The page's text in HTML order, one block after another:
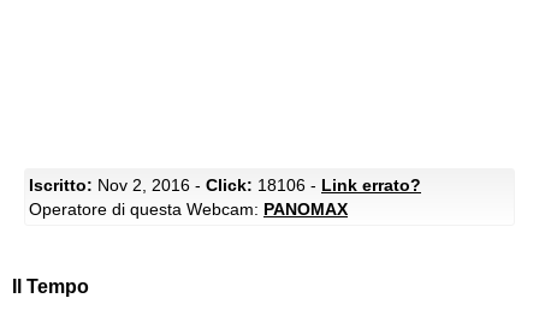
Iscritto: Nov 2, 2016 - Click: 18106 - Link errato?
Operatore di questa Webcam: PANOMAX
Il Tempo